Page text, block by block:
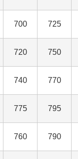
700 725
720 750
740 770
775 795
760 790